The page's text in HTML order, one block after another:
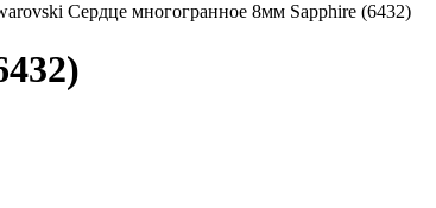
Сердце многогранное 8мм Sapphire (6432)